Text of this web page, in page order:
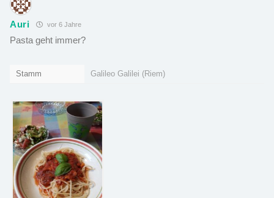
Auri vor 6 Jahre
Pasta geht immer?
Stamm Galileo Galilei (Riem)